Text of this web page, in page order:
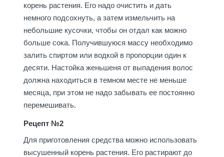
корень растения. Его надо очистить и дать
немного подсохнуть, а затем измельчить на
небольшие кусочки, чтобы он отдал как можно
больше сока. Получившуюся массу необходимо
залить спиртом или водкой в пропорции один к
десяти. Настойка женьшеня от выпадения волос
должна находиться в темном месте не меньше
месяца, при этом не надо забывать ее постоянно
перемешивать.
Рецепт №2
Для приготовления средства можно использовать
высушенный корень растения. Его растирают до